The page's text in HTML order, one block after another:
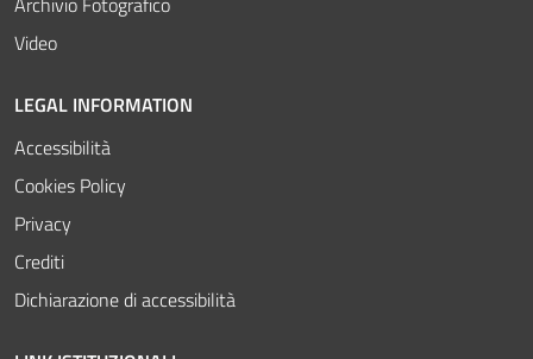
Video
LEGAL INFORMATION
Accessibilità
Cookies Policy
Privacy
Crediti
Dichiarazione di accessibilità